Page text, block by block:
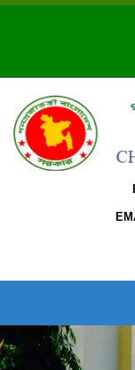
Skip